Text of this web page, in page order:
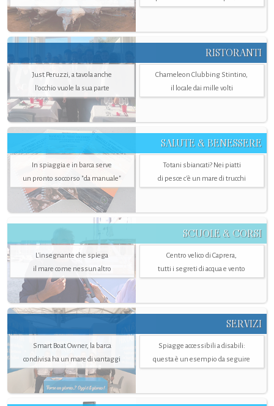
RISTORANTI
Just Peruzzi, a tavola anche
l’occhio vuole la sua parte
Chameleon Clubbing Stintino,
il locale dai mille volti
SALUTE & BENESSERE
In spiaggia e in barca serve
un pronto soccorso "da manuale"
Totani sbiancati? Nei piatti
di pesce c'è un mare di trucchi
SCUOLE & CORSI
L'insegnante che spiega
il mare come nessun altro
Centro velico di Caprera,
tutti i segreti di acqua e vento
SERVIZI
Smart Boat Owner, la barca
condivisa ha un mare di vantaggi
Spiagge accessibili a disabili:
questa è un esempio da seguire